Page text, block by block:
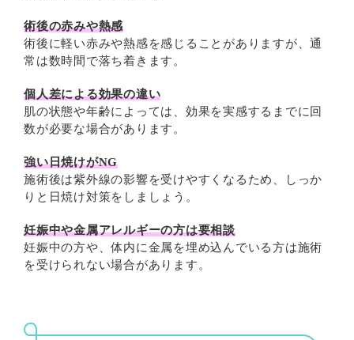
術後の赤みや熱感
術後に軽い赤みや熱感を感じることがありますが、通
常は数時間で落ち着きます。
個人差による効果の違い
肌の状態や年齢によっては、効果を実感するまでに回
数が必要な場合があります。
強い日焼けがNG
施術後は紫外線の影響を受けやすくなるため、しっか
りと日焼け対策をしましょう。
妊娠中や金属アレルギーの方は要相談
妊娠中の方や、体内に金属を埋め込んでいる方は施術
を受けられない場合があります。